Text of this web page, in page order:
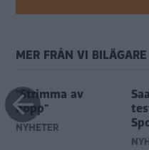
MER FRÅN VI BILÄGARE
"Strimma av
hopp"
NYHETER